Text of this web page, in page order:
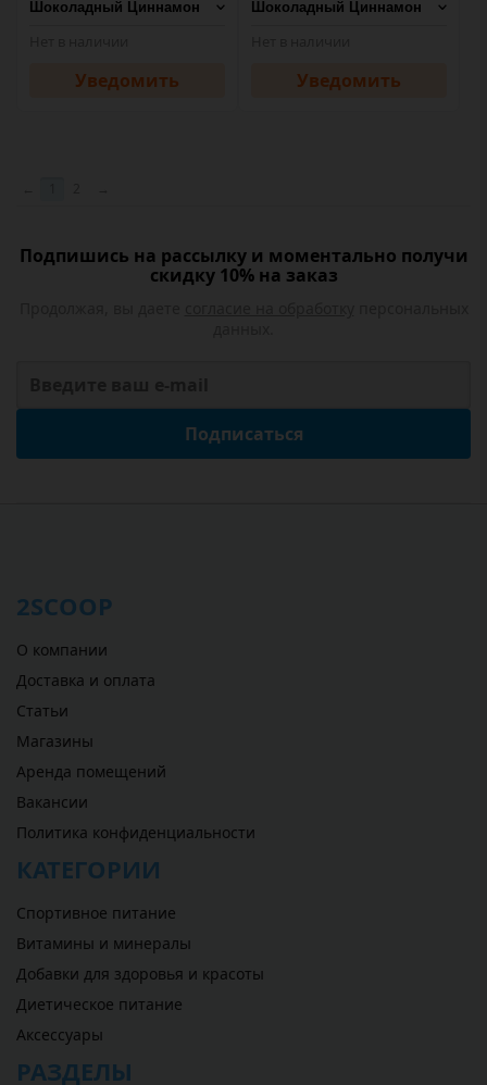
Уведомить Уведомить
Подпишись на рассылку и моментально получи
скидку 10% на заказ
Подписаться
2SCOOP
О компании
Доставка и оплата
Статьи
Магазины
Аренда помещений
Вакансии
Политика конфиденциальности
КАТЕГОРИИ
Спортивное питание
Витамины и минералы
Добавки для здоровья и красоты
Диетическое питание
Аксессуары
РАЗДЕЛЫ